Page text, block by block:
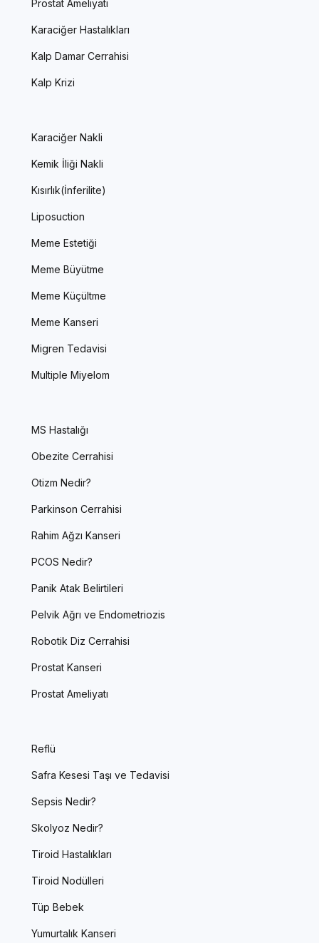
Prostat Ameliyatı
Karaciğer Hastalıkları
Kalp Damar Cerrahisi
Kalp Krizi
Karaciğer Nakli
Kemik İliği Nakli
Kısırlık(İnferilite)
Liposuction
Meme Estetiği
Meme Büyütme
Meme Küçültme
Meme Kanseri
Migren Tedavisi
Multiple Miyelom
MS Hastalığı
Obezite Cerrahisi
Otizm Nedir?
Parkinson Cerrahisi
Rahim Ağzı Kanseri
PCOS Nedir?
Panik Atak Belirtileri
Pelvik Ağrı ve Endometriozis
Robotik Diz Cerrahisi
Prostat Kanseri
Prostat Ameliyatı
Reflü
Safra Kesesi Taşı ve Tedavisi
Sepsis Nedir?
Skolyoz Nedir?
Tiroid Hastalıkları
Tiroid Nodülleri
Tüp Bebek
Yumurtalık Kanseri